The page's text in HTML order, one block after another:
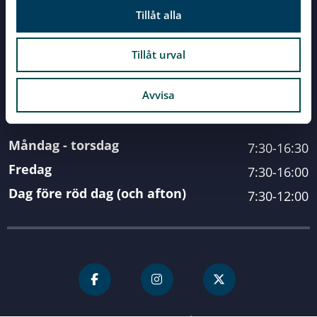
Tillåt alla
Tillåt urval
Avvisa
Fakturainformation
Måndag - torsdag
7:30-16:30
Fredag
7:30-16:00
Dag före röd dag (och afton)
7:30-12:00